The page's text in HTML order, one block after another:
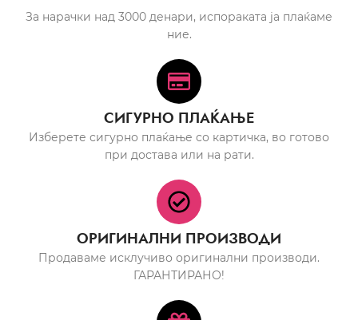
За нарачки над 3000 денари, испораката ја плаќаме
ние.
СИГУРНО ПЛАЌАЊЕ
Изберете сигурно плаќање со картичка, во готово
при достава или на рати.
ОРИГИНАЛНИ ПРОИЗВОДИ
Продаваме исклучиво оригинални производи.
ГАРАНТИРАНО!